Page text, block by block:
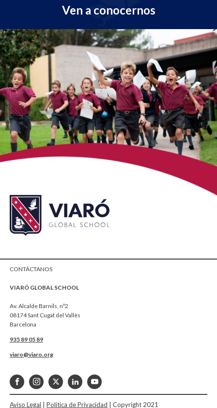
Ven a conocernos
CONTÁCTANOS
VIARÓ GLOBAL SCHOOL
Av. Alcalde Barnils, nº2
08174 Sant Cugat del Vallès
Barcelona
935 89 05 89
viaro@viaro.org
Aviso Legal | Política de Privacidad | Copyright 2021